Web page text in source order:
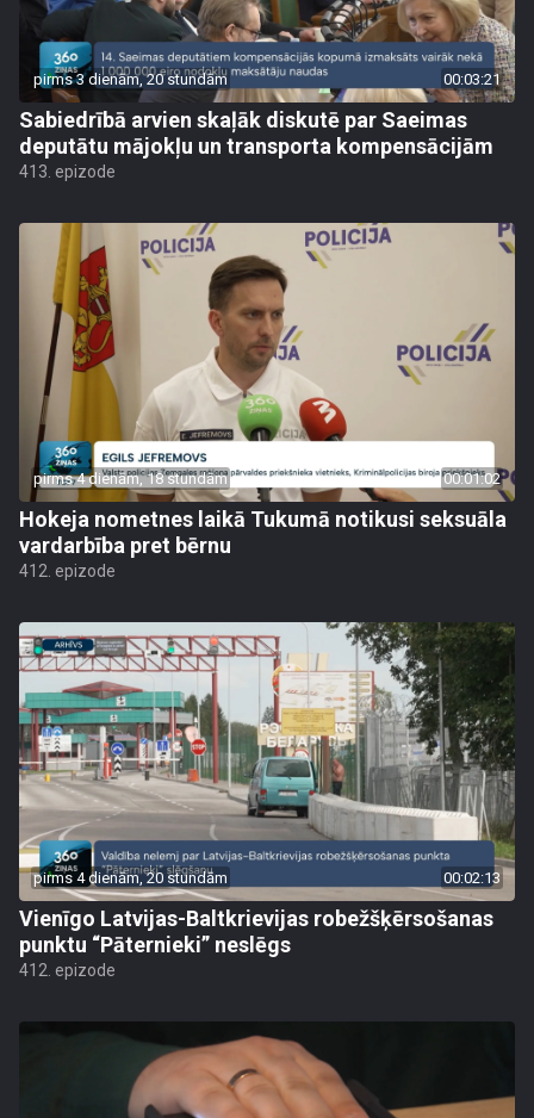
pirms 3 dienām, 20 stundām 00:03:21
Sabiedrībā arvien skaļāk diskutē par Saeimas
deputātu mājokļu un transporta kompensācijām
413. epizode
pirms 4 dienām, 18 stundām 00:01:02
Hokeja nometnes laikā Tukumā notikusi seksuāla
vardarbība pret bērnu
412. epizode
pirms 4 dienām, 20 stundām 00:02:13
Vienīgo Latvijas-Baltkrievijas robežšķērsošanas
punktu “Pāternieki” neslēgs
412. epizode